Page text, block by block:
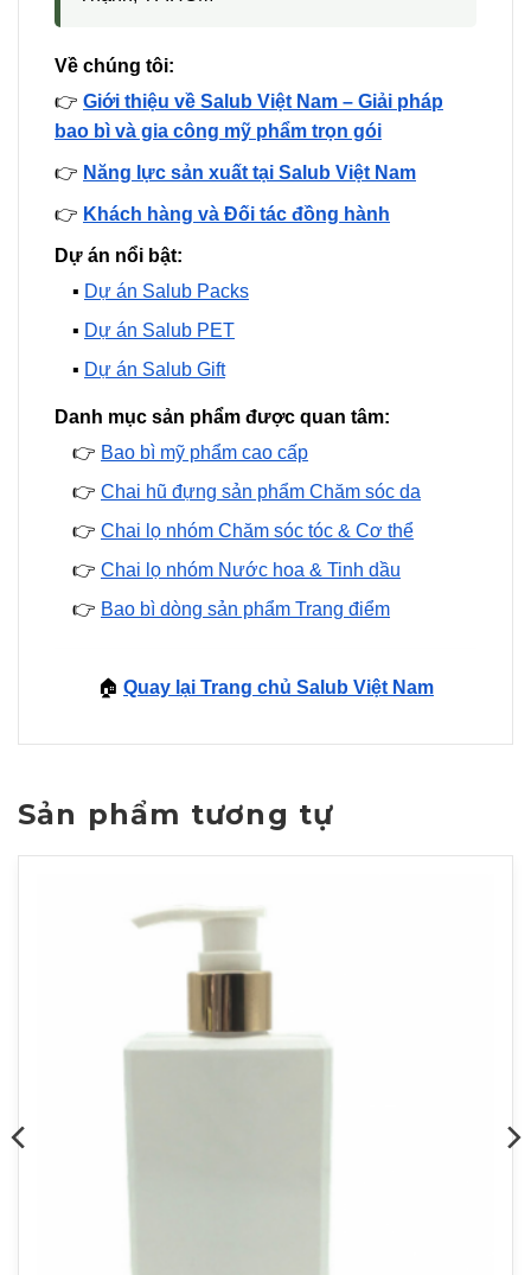
Về chúng tôi:
👉 Giới thiệu về Salub Việt Nam – Giải pháp
bao bì và gia công mỹ phẩm trọn gói
👉 Năng lực sản xuất tại Salub Việt Nam
👉 Khách hàng và Đối tác đồng hành
Dự án nổi bật:
▪️ Dự án Salub Packs
▪️ Dự án Salub PET
▪️ Dự án Salub Gift
Danh mục sản phẩm được quan tâm:
👉 Bao bì mỹ phẩm cao cấp
👉 Chai hũ đựng sản phẩm Chăm sóc da
👉 Chai lọ nhóm Chăm sóc tóc & Cơ thể
👉 Chai lọ nhóm Nước hoa & Tinh dầu
👉 Bao bì dòng sản phẩm Trang điểm
🏠 Quay lại Trang chủ Salub Việt Nam
Sản phẩm tương tự